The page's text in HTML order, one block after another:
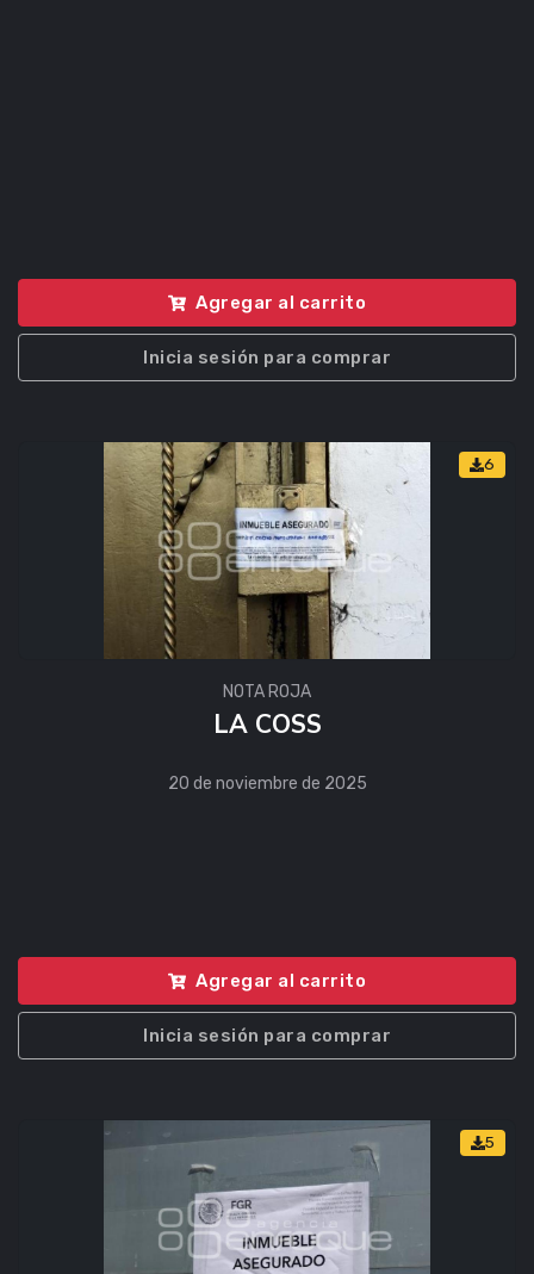
Agregar al carrito
Inicia sesión para comprar
6
NOTA ROJA
LA COSS
20 de noviembre de 2025
Agregar al carrito
Inicia sesión para comprar
5